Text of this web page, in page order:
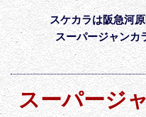
スケカラは阪急河
スーパージャンカ
スーパージ